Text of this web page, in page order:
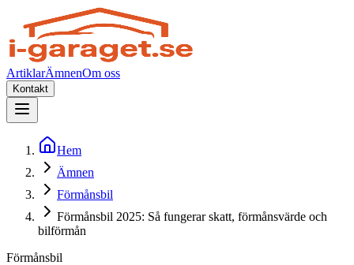
ArtiklarÄmnenOm oss
Kontakt
Hem
Ämnen
Förmånsbil
Förmånsbil 2025: Så fungerar skatt, förmånsvärde och
bilförmån
Förmånsbil